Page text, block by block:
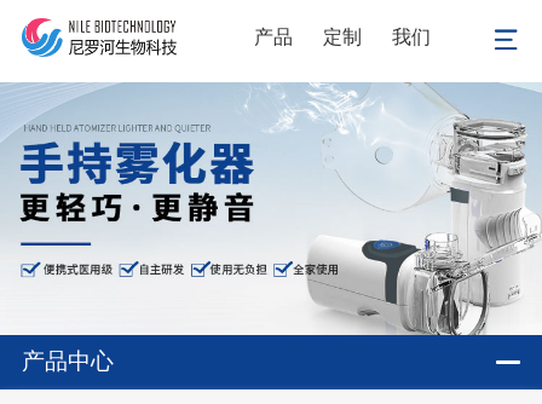
产品 定制 我们
产品中心